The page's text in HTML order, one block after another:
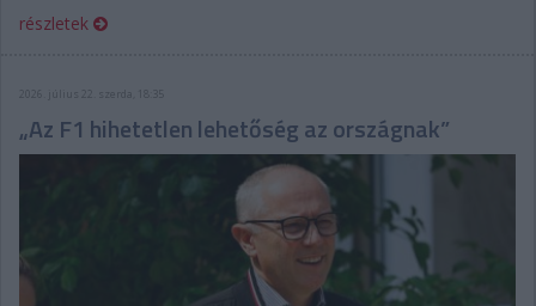
részletek
2026. július 22. szerda, 18:35
„Az F1 hihetetlen lehetőség az országnak”